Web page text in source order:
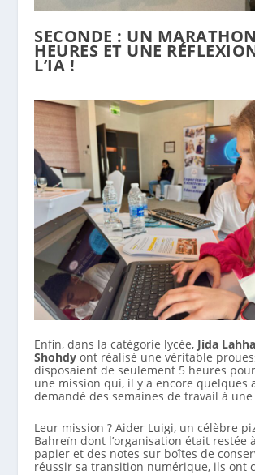
SECONDE : UN
HEURES ET UNE
L’IA !
Enfin, dans la catégorie lycée, Jida
Shohdy ont réalisé une véritable
disposaient de seulement 5 heures
une mission qui, il y a encore quelques
demandé des semaines de travail à une
Leur mission ? Aider Luigi, un célèbre
Bahreïn dont l’organisation était restée
papier et des notes sur boîtes de
réussir sa transition numérique, ils ont